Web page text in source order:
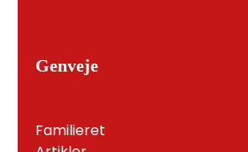
Genveje
Familieret